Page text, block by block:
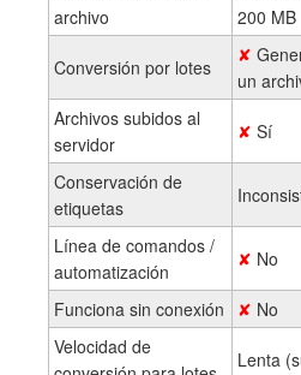
archivo
200 MB
Conversión por lotes
✘
un
Archivos subidos al
servidor
✘ Sí
Conservación de
etiquetas
Línea de comandos /
automatización
✘ No
Funciona sin conexión ✘ No
Velocidad de
Lenta